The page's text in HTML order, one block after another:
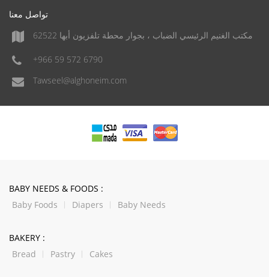
تواصل معنا
مكتب الغنيم الرئيسي الضباب ، بجوار محطة تلفزيون أبها 62522
+966 59 572 6790
Tawseel@alghoneim.com
BABY NEEDS & FOODS :
Baby Foods
Diapers Baby Needs
BAKERY :
Bread
Pastry Cakes